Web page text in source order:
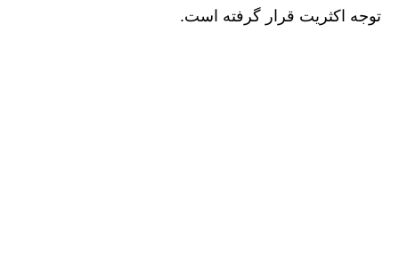
توجه اکثریت قرار گرفته است.